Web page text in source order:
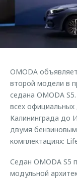
Страхование
Кредитный
Оригинальные
Запчасти
Трейд-ин
Калькулятор
Дополнительная
Руководства по
Клиентская
Клуб владельцев
Приложение O&J
Аксессуары
Одежда и
Оригинальные
Запчасти
Обратная связь
OMODA
второй модели в
седана OMODA
всех официальных
Калининграда до
двумя
комплектациях:
Седан OMODA S5
модульной